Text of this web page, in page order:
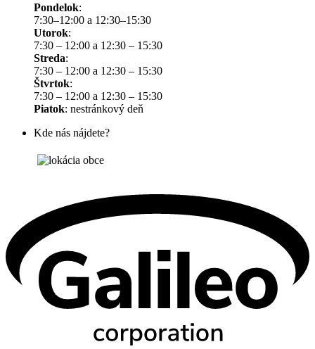
Pondelok:
7:30–12:00 a 12:30–15:30
Utorok:
7:30 – 12:00 a 12:30 – 15:30
Streda:
7:30 – 12:00 a 12:30 – 15:30
Štvrtok:
7:30 – 12:00 a 12:30 – 15:30
Piatok: nestránkový deň
Kde nás nájdete?